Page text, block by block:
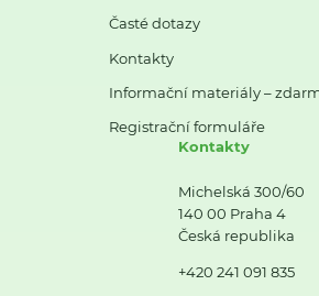
Časté dotazy
Kontakty
Informační materiály –
Registrační formuláře
Kontakty
Michelská 300/60
140 00 Praha 4
Česká republika
+420 241 091 835